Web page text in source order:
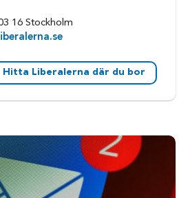
16 Stockholm
Hitta Liberalerna där du bor